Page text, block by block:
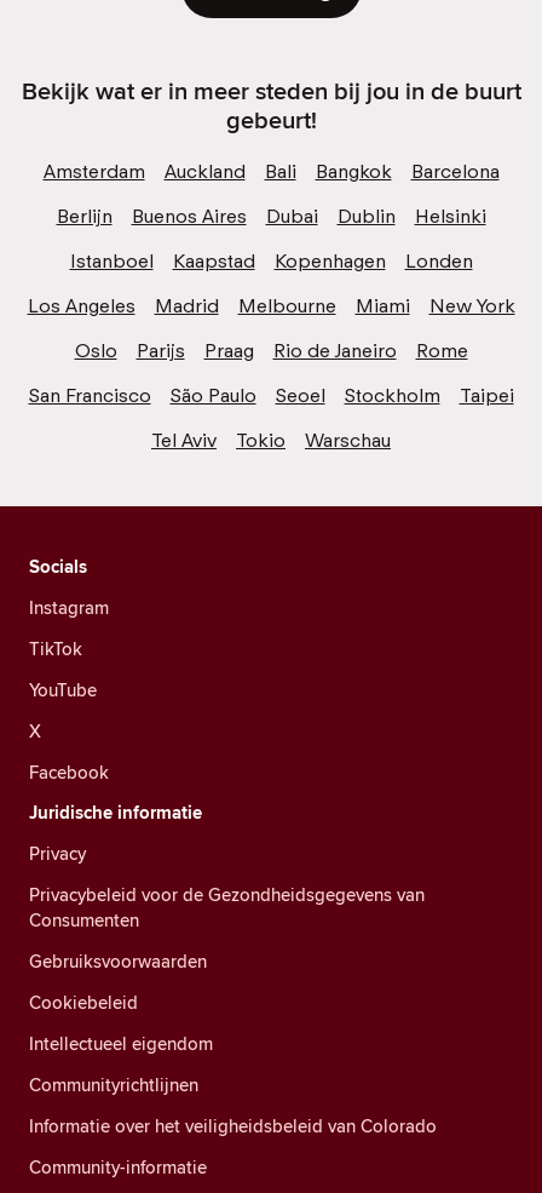
Bekijk wat er in meer steden bij jou in de buurt
gebeurt!
Amsterdam Auckland Bali Bangkok
Barcelona
Berlijn
Buenos Aires Dubai Dublin
Helsinki
Istanboel
Kaapstad Kopenhagen
Londen
Los Angeles
Madrid Melbourne Miami
New York
Oslo
Parijs Praag Rio de Janeiro
Rome
San Francisco
São Paulo Seoel Stockholm
Taipei
Tel Aviv
Tokio Warschau
Socials
Instagram
TikTok
YouTube
X
Facebook
Juridische informatie
Privacy
Privacybeleid voor de Gezondheidsgegevens van
Consumenten
Gebruiksvoorwaarden
Cookiebeleid
Intellectueel eigendom
Communityrichtlijnen
Informatie over het veiligheidsbeleid van Colorado
Community-informatie